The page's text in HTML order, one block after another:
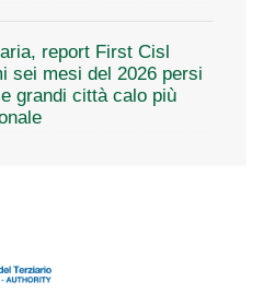
report First Cisl
sei mesi del 2026 persi
grandi città calo più